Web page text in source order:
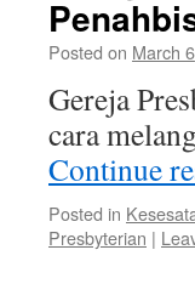
Posted on March
Gereja
cara
Continue
Posted in
Presbyterian |